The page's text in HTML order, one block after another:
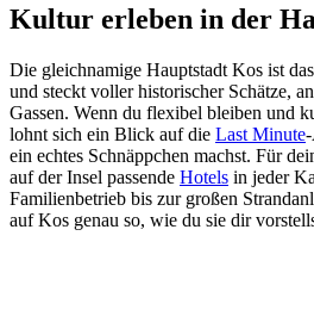
Kultur erleben in der
Die gleichnamige Hauptstadt Kos ist
und steckt voller historischer Schätze,
Gassen. Wenn du flexibel bleiben und
lohnt sich ein Blick auf die Last Minute
ein echtes Schnäppchen machst. Für
auf der Insel passende Hotels in jeder
Familienbetrieb bis zur großen
auf Kos genau so, wie du sie dir